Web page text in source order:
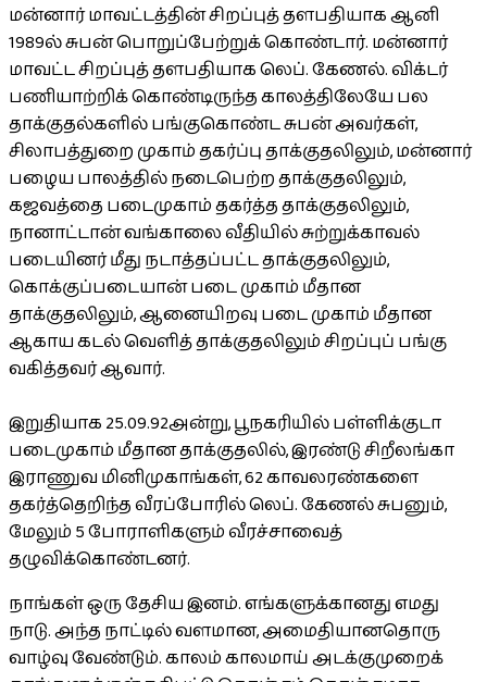
மன்னார் மாவட்டத்தின் சிறப்புத் தளபதியாக ஆனி
1989ல் சுபன் பொறுப்பேற்றுக் கொண்டார். மன்னார்
மாவட்ட சிறப்புத் தளபதியாக லெப். கேணல். விக்டர்
பணியாற்றிக் கொண்டிருந்த காலத்திலேயே பல
தாக்குதல்களில் பங்குகொண்ட சுபன் அவர்கள்,
சிலாபத்துறை முகாம் தகர்ப்பு தாக்குதலிலும், மன்னார்
பழைய பாலத்தில் நடைபெற்ற தாக்குதலிலும்,
கஜவத்தை படைமுகாம் தகர்த்த தாக்குதலிலும்,
நானாட்டான் வங்காலை வீதியில் சுற்றுக்காவல்
படையினர் மீது நடாத்தப்பட்ட தாக்குதலிலும்,
கொக்குப்படையான் படை முகாம் மீதான
தாக்குதலிலும், ஆனையிறவு படை முகாம் மீதான
ஆகாய கடல் வெளித் தாக்குதலிலும் சிறப்புப் பங்கு
வகித்தவர் ஆவார்.
இறுதியாக 25.09.92அன்று, பூநகரியில் பள்ளிக்குடா
படைமுகாம் மீதான தாக்குதலில், இரண்டு சிறீலங்கா
இராணுவ மினிமுகாங்கள், 62 காவலரண்களை
தகர்த்தெறிந்த வீரப்போரில் லெப். கேணல் சுபனும்,
மேலும் 5 போராளிகளும் வீரச்சாவைத்
தழுவிக்கொண்டனர்.
நாங்கள் ஒரு தேசிய இனம். எங்களுக்கானது எமது
நாடு. அந்த நாட்டில் வளமான, அமைதியானதொரு
வாழ்வு வேண்டும். காலம் காலமாய் அடக்குமுறைக்